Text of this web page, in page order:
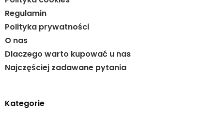
Regulamin
Polityka prywatności
O nas
Dlaczego warto kupować u nas
Najczęściej zadawane pytania
Kategorie